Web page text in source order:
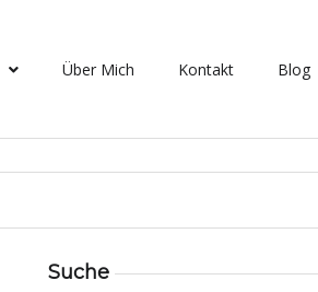
Über Mich Kontakt Blog
Suche